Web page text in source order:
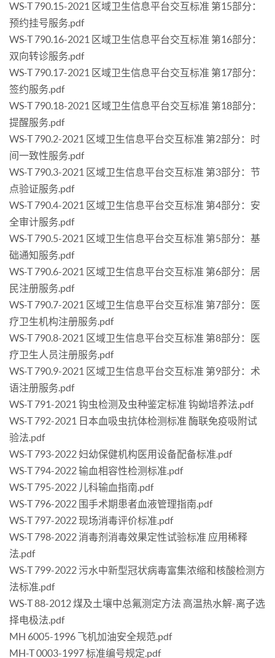
WS-T 790.15-2021 区域卫生信息平台交互标准 第15部分：
预约挂号服务.pdf
WS-T 790.16-2021 区域卫生信息平台交互标准 第16部分：
双向转诊服务.pdf
WS-T 790.17-2021 区域卫生信息平台交互标准 第17部分：
签约服务.pdf
WS-T 790.18-2021 区域卫生信息平台交互标准 第18部分：
提醒服务.pdf
WS-T 790.2-2021 区域卫生信息平台交互标准 第2部分：时
间一致性服务.pdf
WS-T 790.3-2021 区域卫生信息平台交互标准 第3部分：节
点验证服务.pdf
WS-T 790.4-2021 区域卫生信息平台交互标准 第4部分：安
全审计服务.pdf
WS-T 790.5-2021 区域卫生信息平台交互标准 第5部分：基
础通知服务.pdf
WS-T 790.6-2021 区域卫生信息平台交互标准 第6部分：居
民注册服务.pdf
WS-T 790.7-2021 区域卫生信息平台交互标准 第7部分：医
疗卫生机构注册服务.pdf
WS-T 790.8-2021 区域卫生信息平台交互标准 第8部分：医
疗卫生人员注册服务.pdf
WS-T 790.9-2021 区域卫生信息平台交互标准 第9部分：术
语注册服务.pdf
WS-T 791-2021 钩虫检测及虫种鉴定标准 钩蚴培养法.pdf
WS-T 792-2021 日本血吸虫抗体检测标准 酶联免疫吸附试
验法.pdf
WS-T 793-2022 妇幼保健机构医用设备配备标准.pdf
WS-T 794-2022 输血相容性检测标准.pdf
WS-T 795-2022 儿科输血指南.pdf
WS-T 796-2022 围手术期患者血液管理指南.pdf
WS-T 797-2022 现场消毒评价标准.pdf
WS-T 798-2022 消毒剂消毒效果定性试验标准 应用稀释
法.pdf
WS-T 799-2022 污水中新型冠状病毒富集浓缩和核酸检测方
法标准.pdf
WS-T 88-2012 煤及土壤中总氟测定方法 高温热水解-离子选
择电极法.pdf
MH 6005-1996 飞机加油安全规范.pdf
MH-T 0003-1997 标准编号规定.pdf